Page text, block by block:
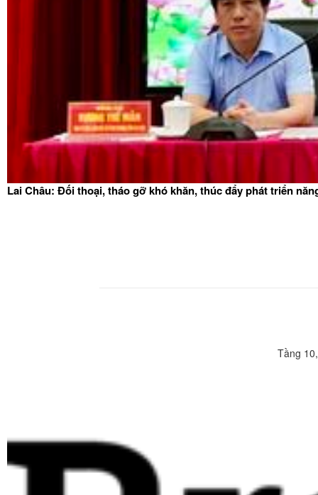
Lai Châu: Đối thoại, tháo gỡ khó khăn, thúc đẩy phát triển
Tầng